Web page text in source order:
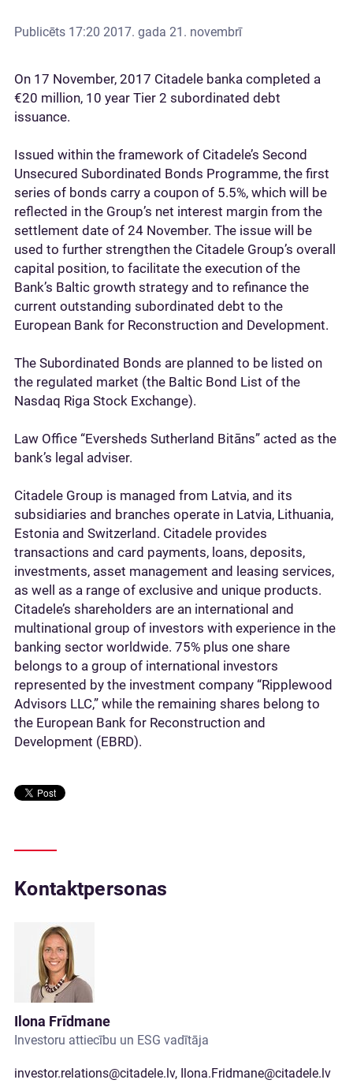
Publicēts 17:20 2017. gada 21. novembrī
On 17 November, 2017 Citadele banka completed a
€20 million, 10 year Tier 2 subordinated debt
issuance.
Issued within the framework of Citadele’s Second
Unsecured Subordinated Bonds Programme, the first
series of bonds carry a coupon of 5.5%, which will be
reflected in the Group’s net interest margin from the
settlement date of 24 November. The issue will be
used to further strengthen the Citadele Group’s overall
capital position, to facilitate the execution of the
Bank’s Baltic growth strategy and to refinance the
current outstanding subordinated debt to the
European Bank for Reconstruction and Development.
The Subordinated Bonds are planned to be listed on
the regulated market (the Baltic Bond List of the
Nasdaq Riga Stock Exchange).
Law Office “Eversheds Sutherland Bitāns” acted as the
bank’s legal adviser.
Citadele Group is managed from Latvia, and its
subsidiaries and branches operate in Latvia, Lithuania,
Estonia and Switzerland. Citadele provides
transactions and card payments, loans, deposits,
investments, asset management and leasing services,
as well as a range of exclusive and unique products.
Citadele’s shareholders are an international and
multinational group of investors with experience in the
banking sector worldwide. 75% plus one share
belongs to a group of international investors
represented by the investment company “Ripplewood
Advisors LLC,” while the remaining shares belong to
the European Bank for Reconstruction and
Development (EBRD).
Kontaktpersonas
Ilona Frīdmane
Investoru attiecību un ESG vadītāja
investor.relations@citadele.lv, Ilona.Fridmane@citadele.lv